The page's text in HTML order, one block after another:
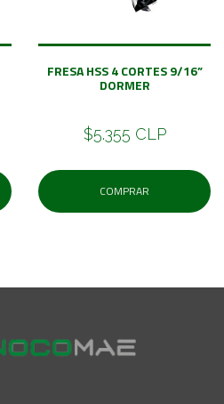
FRESA HSS 4 CORTES 9/16”
DORMER
$5.355 CLP
COMPRAR